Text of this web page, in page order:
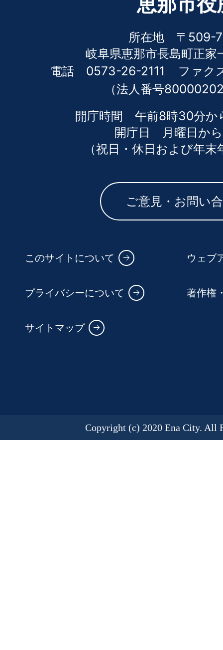
所在地 〒509-
岐阜県恵那市長島町正家
電話 0573-26-2111
ファ
（法人番号
開庁時間 午前8時30分か
開庁日 月曜日か
（祝日・休日および年
ご意見・お問い
このサイトについて ウェブ
プライバシーについて 著作権
サイトマップ
Copyright (c) 2020 Ena City. All